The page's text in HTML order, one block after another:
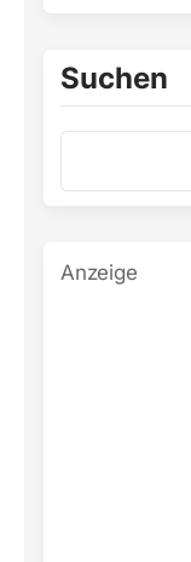
Suchen
Anzeige